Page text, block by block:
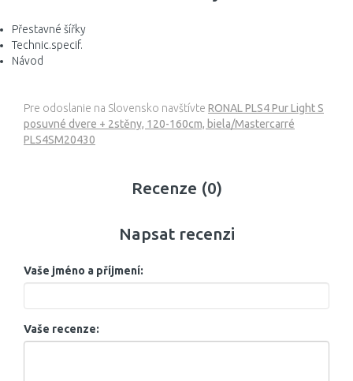
Přestavné šířky
Technic.specif.
Návod
Pre odoslanie na Slovensko navštívte RONAL PLS4 Pur Light S
posuvné dvere + 2stěny, 120-160cm, biela/Mastercarré
PLS4SM20430
Recenze (0)
Napsat recenzi
Vaše jméno a příjmení:
Vaše recenze: